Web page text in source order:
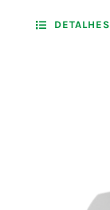
DETALHES